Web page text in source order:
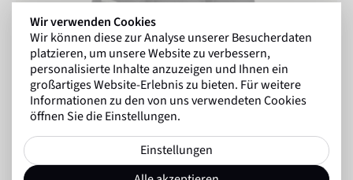
Wir verwenden Cookies
Wir können diese zur Analyse unserer Besucherdaten
platzieren, um unsere Website zu verbessern,
personalisierte Inhalte anzuzeigen und Ihnen ein
großartiges Website-Erlebnis zu bieten. Für weitere
Informationen zu den von uns verwendeten Cookies
öffnen Sie die Einstellungen.
Einstellungen